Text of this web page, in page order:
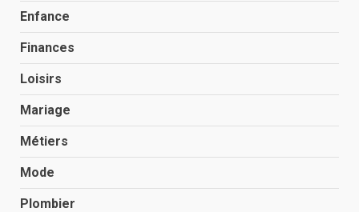
Enfance
Finances
Loisirs
Mariage
Métiers
Mode
Plombier